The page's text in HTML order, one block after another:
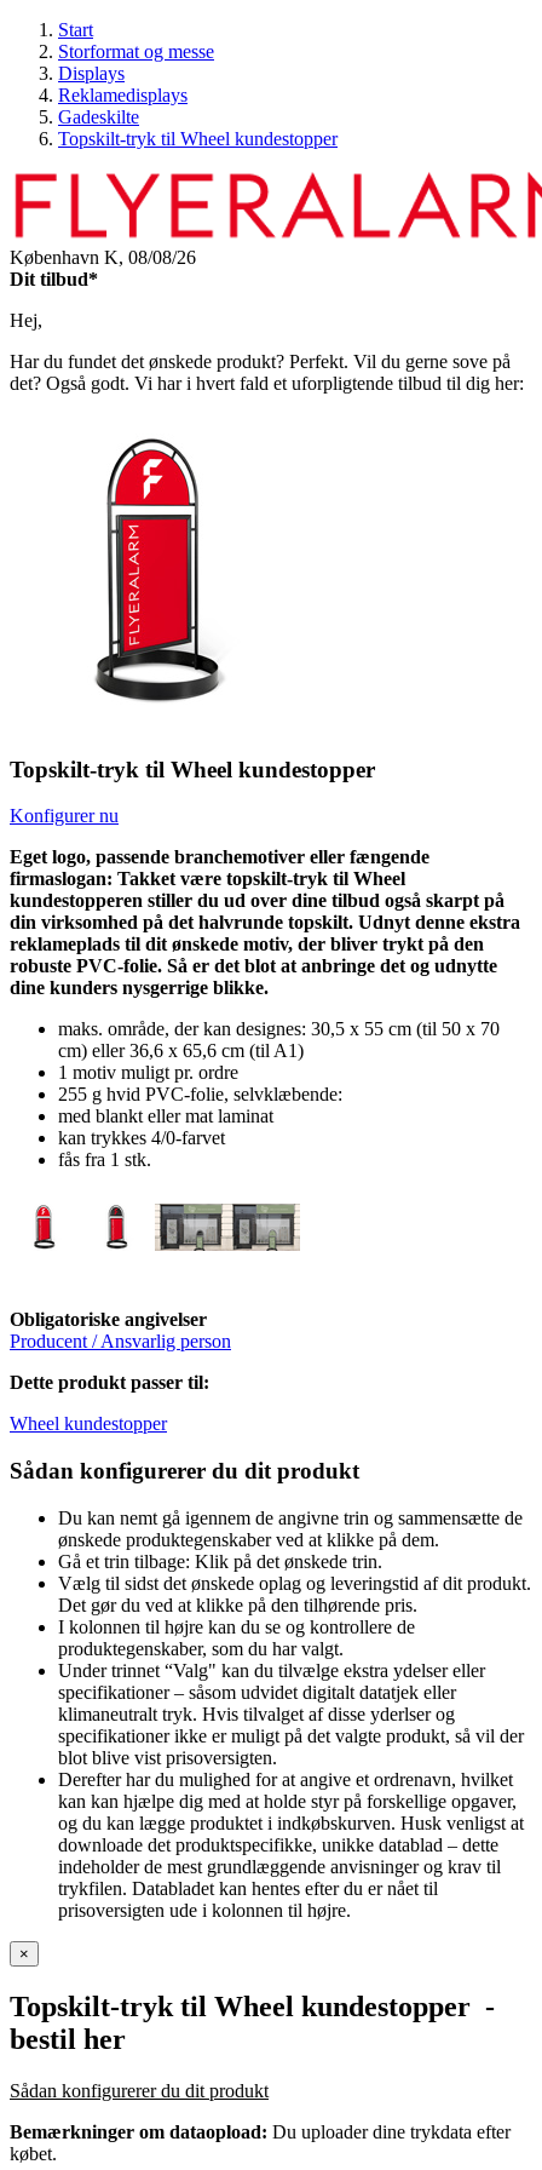
Start
Storformat og messe
Displays
Reklamedisplays
Gadeskilte
Topskilt-tryk til Wheel kundestopper
København K, 08/08/26
Dit tilbud*
Hej,
Har du fundet det ønskede produkt? Perfekt. Vil du gerne sove på
det? Også godt. Vi har i hvert fald et uforpligtende tilbud til dig her:
Topskilt-tryk til Wheel kundestopper
Konfigurer nu
Eget logo, passende branchemotiver eller fængende
firmaslogan: Takket være topskilt-tryk til Wheel
kundestopperen stiller du ud over dine tilbud også skarpt på
din virksomhed på det halvrunde topskilt. Udnyt denne ekstra
reklameplads til dit ønskede motiv, der bliver trykt på den
robuste PVC-folie. Så er det blot at anbringe det og udnytte
dine kunders nysgerrige blikke.
maks. område, der kan designes: 30,5 x 55 cm (til 50 x 70
cm) eller 36,6 x 65,6 cm (til A1)
1 motiv muligt pr. ordre
255 g hvid PVC-folie, selvklæbende:
med blankt eller mat laminat
kan trykkes 4/0-farvet
fås fra 1 stk.
Obligatoriske angivelser
Producent / Ansvarlig person
Dette produkt passer til:
Wheel kundestopper
Sådan konfigurerer du dit produkt
Du kan nemt gå igennem de angivne trin og sammensætte de
ønskede produktegenskaber ved at klikke på dem.
Gå et trin tilbage: Klik på det ønskede trin.
Vælg til sidst det ønskede oplag og leveringstid af dit produkt.
Det gør du ved at klikke på den tilhørende pris.
I kolonnen til højre kan du se og kontrollere de
produktegenskaber, som du har valgt.
Under trinnet “Valg" kan du tilvælge ekstra ydelser eller
specifikationer – såsom udvidet digitalt datatjek eller
klimaneutralt tryk. Hvis tilvalget af disse yderlser og
specifikationer ikke er muligt på det valgte produkt, så vil der
blot blive vist prisoversigten.
Derefter har du mulighed for at angive et ordrenavn, hvilket
kan kan hjælpe dig med at holde styr på forskellige opgaver,
og du kan lægge produktet i indkøbskurven. Husk venligst at
downloade det produktspecifikke, unikke datablad – dette
indeholder de mest grundlæggende anvisninger og krav til
trykfilen. Databladet kan hentes efter du er nået til
prisoversigten ude i kolonnen til højre.
×
Topskilt-tryk til Wheel kundestopper -
bestil her
Sådan konfigurerer du dit produkt
Bemærkninger om dataopload: Du uploader dine trykdata efter
købet.